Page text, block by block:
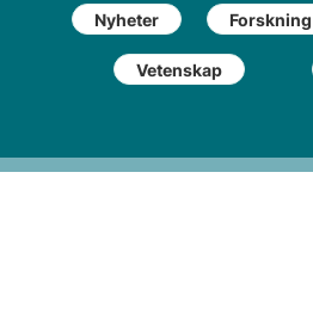
Nyheter Forskning
Vetenskap